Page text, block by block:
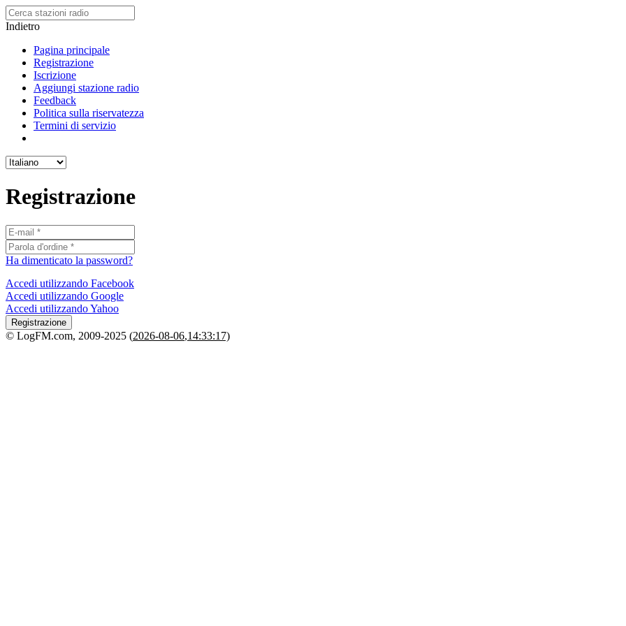
Indietro
Pagina principale
Registrazione
Iscrizione
Aggiungi stazione radio
Feedback
Politica sulla riservatezza
Termini di servizio
Registrazione
Ha dimenticato la password?
Accedi utilizzando Facebook
Accedi utilizzando Google
Accedi utilizzando Yahoo
Registrazione
© LogFM.com, 2009-2025 (2026-08-06,14:33:17)